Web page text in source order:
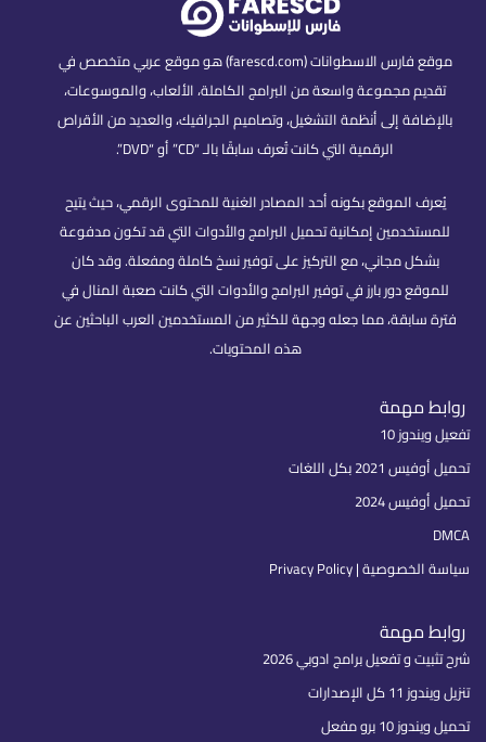
موقع فارس الاسطوانات (farescd.com) هو موقع عربي متخصص في
تقديم مجموعة واسعة من البرامج الكاملة، الألعاب، والموسوعات،
بالإضافة إلى أنظمة التشغيل، وتصاميم الجرافيك، والعديد من الأقراص
الرقمية التي كانت تُعرف سابقًا بالـ “CD” أو “DVD”.
يُعرف الموقع بكونه أحد المصادر الغنية للمحتوى الرقمي، حيث يتيح
للمستخدمين إمكانية تحميل البرامج والأدوات التي قد تكون مدفوعة
بشكل مجاني، مع التركيز على توفير نسخ كاملة ومفعلة. وقد كان
للموقع دور بارز في توفير البرامج والأدوات التي كانت صعبة المنال في
فترة سابقة، مما جعله وجهة للكثير من المستخدمين العرب الباحثين عن
هذه المحتويات.
روابط مهمة
تفعيل ويندوز 10
تحميل أوفيس 2021 بكل اللغات
تحميل أوفيس 2024
DMCA
سياسة الخصوصية | Privacy Policy
روابط مهمة
شرح تثبيت و تفعيل برامج ادوبي 2026
تنزيل ويندوز 11 كل الإصدارات
تحميل ويندوز 10 برو مفعل